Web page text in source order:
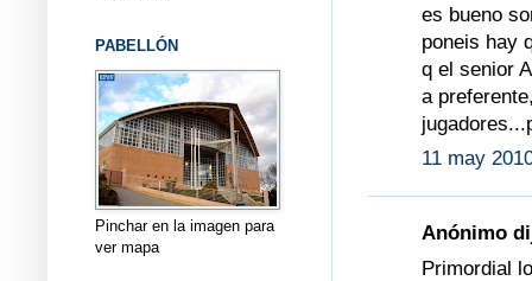
es bueno
poneis hay
q el senior
a
11 may
Anónimo
Primordial
PABELLÓN
Pinchar en la imagen para
ver mapa